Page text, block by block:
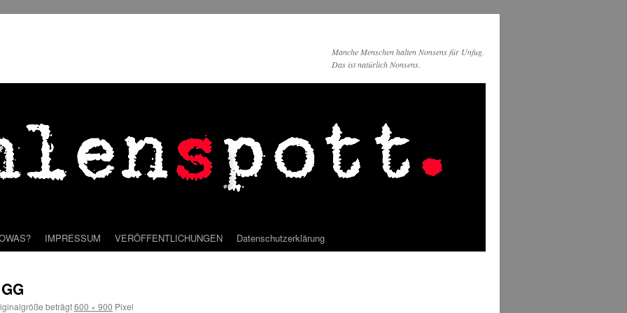
Manche Menschen halten Nonsens für Unfug.
Das ist natürlich Nonsens.
IMPRESSUM VERÖFFENTLICHUNGEN Datenschutzerklärung
beträgt600 × 900 Pixel